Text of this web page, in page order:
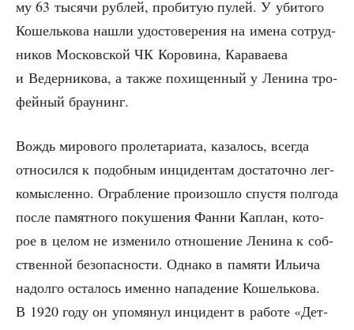
му 63 тыся­чи руб­лей, про­би­тую пулей. У уби­то­го
Кошель­ко­ва нашли удо­сто­ве­ре­ния на име­на сотруд­
ни­ков Мос­ков­ской ЧК Коро­ви­на, Кара­ва­е­ва
и Ведер­ни­ко­ва, а так­же похи­щен­ный у Лени­на тро­
фей­ный браунинг.
Вождь миро­во­го про­ле­та­ри­а­та, каза­лось, все­гда
отно­сил­ся к подоб­ным инци­ден­там доста­точ­но лег­
ко­мыс­лен­но. Ограб­ле­ние про­изо­шло спу­стя пол­го­да
после памят­но­го поку­ше­ния Фан­ни Кап­лан, кото­
рое в целом не изме­ни­ло отно­ше­ние Лени­на к соб­
ствен­ной без­опас­но­сти. Одна­ко в памя­ти Ильи­ча
надол­го оста­лось имен­но напа­де­ние Кошель­ко­ва.
В 1920 году он упо­мя­нул инци­дент в рабо­те «Дет­